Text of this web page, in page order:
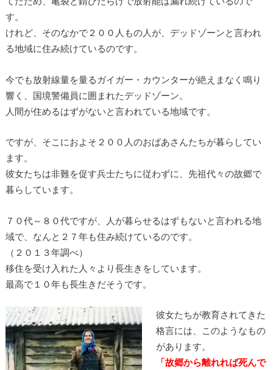
す。
けれど、そのなかで２００人もの人が、デッドゾーンと言われ
る地域に住み続けているのです。
今でも放射線量を量るガイガー・カウンターが絶えまなく鳴り
響く、国境警備員に囲まれたデッドゾーン。
人間が住めるはずがないと言われている地域です。
ですが、そこにおよそ２００人のおばあさんたちが暮らしてい
ます。
彼女たちは非難を促す兵士たちに従わずに、先祖代々の故郷で
暮らしています。
７０代～８０代ですが、人が暮らせるはずもないと言われる地
域で、なんと２７年も住み続けているのです。
（２０１３年調べ）
移住を受け入れた人々より長生きをしています。
最高で１０年も長生きだそうです。
彼女たちが教育されてきた
格言には、このようなもの
があります。
「故郷から離れれば死んで